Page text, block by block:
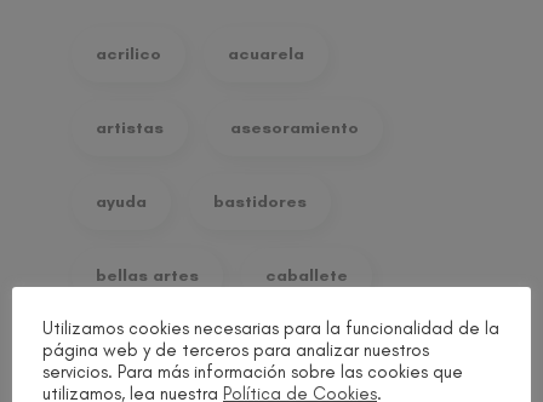
acrilico acuarela
artistas asesoramiento
ayuda bastidores
bellas artes caballete
canvas CATEGORIAS
Utilizamos cookies necesarias para la funcionalidad de la
página web y de terceros para analizar nuestros
servicios. Para más información sobre las cookies que
utilizamos, lea nuestra Política de Cookies.